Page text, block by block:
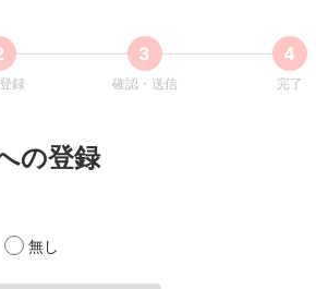
録 確認・送信 完了
の登録
無し